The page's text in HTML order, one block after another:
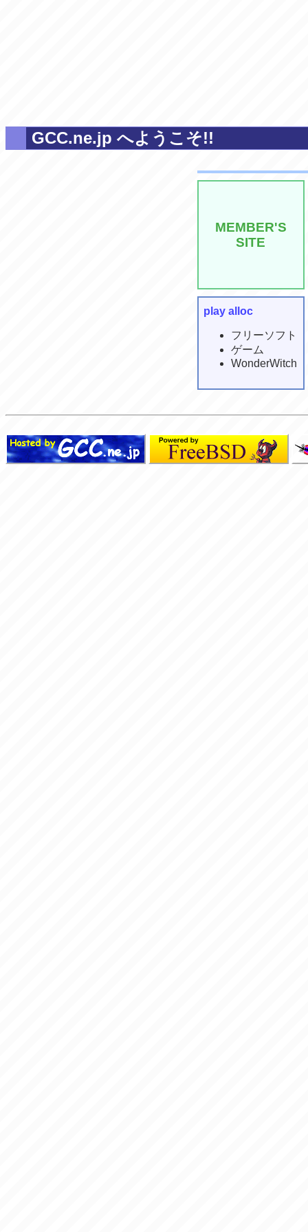
GCC.ne.jp へようこそ!!
MEMBER'S
SITE
play alloc
フリーソフト
ゲーム
WonderWitch